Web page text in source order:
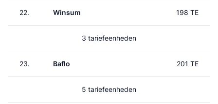
22. Winsum 198 TE
3 tariefeenheden
23. Baflo 201 TE
5 tariefeenheden